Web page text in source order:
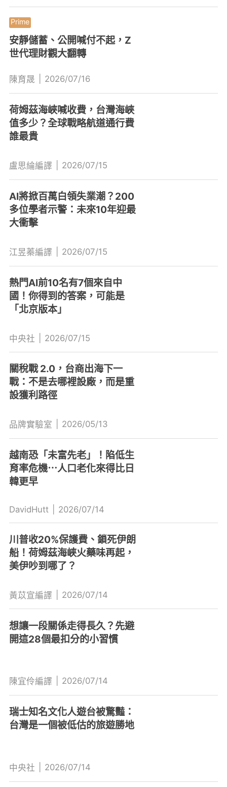
安靜儲蓄、公開喊付不起，Z
世代理財觀大翻轉
陳育晟 2026/07/16
荷姆茲海峽喊收費，台灣海峽
值多少？全球戰略航道通行費
誰最貴
盧思綸編譯 2026/07/15
AI將掀百萬白領失業潮？200
多位學者示警：未來10年迎最
大衝擊
江昱蓁編譯 2026/07/15
熱門AI前10名有7個來自中
國！你得到的答案，可能是
「北京版本」
中央社 2026/07/15
關稅戰 2.0，台商出海下一
戰：不是去哪裡設廠，而是重
設獲利路徑
品牌實驗室 2026/05/13
越南恐「未富先老」！陷低生
育率危機⋯人口老化來得比日
韓更早
DavidHutt 2026/07/14
川普收20%保護費、鎖死伊朗
船！荷姆茲海峽火藥味再起，
美伊吵到哪了？
黃苡宣編譯 2026/07/14
想讓一段關係走得長久？先避
開這28個最扣分的小習慣
陳宜伶編譯 2026/07/14
瑞士知名文化人遊台被驚豔：
台灣是一個被低估的旅遊勝地
中央社 2026/07/14